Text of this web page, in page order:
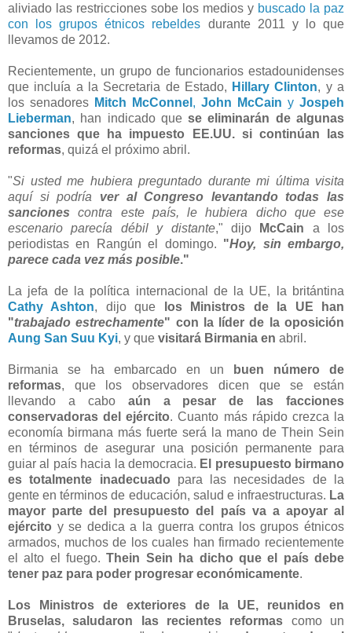
aliviado las restricciones sobe los medios y buscado la paz
con los grupos étnicos rebeldes durante 2011 y lo que
llevamos de 2012.
Recientemente, un grupo de funcionarios estadounidenses
que incluía a la Secretaria de Estado, Hillary Clinton, y a
los senadores Mitch McConnel , John McCain y Jospeh
Lieberman, han indicado quese eliminarán de algunas
sanciones que ha impuesto EE.UU. si continúan las
reformas, quizá el próximo abril.
"Si usted me hubiera preguntado durante mi última visita
aquí si podría ver al Congreso levantando todas las
sanciones contra este país, le hubiera dicho que ese
escenario parecía débil y distante," dijo McCain a los
periodistas en Rangún el domingo. "Hoy, sin embargo,
parece cada vez más posible."
La jefa de la política internacional de la UE, la britántina
Cathy Ashton, dijo que
los Ministros de la UE han
"trabajado estrechamente" con la líder de la oposición
Aung San Suu Kyi, y que visitará Birmania en abril.
Birmania se ha embarcado en un
buen número de
reformas, que los observadores dicen que se están
llevando a cabo aún a pesar de las facciones
conservadoras del ejército. Cuanto más rápido crezca la
economía birmana más fuerte será la mano de Thein Sein
en términos de asegurar una posición permanente para
guiar al país hacia la democracia. El presupuesto birmano
es totalmente inadecuado para las necesidades de la
gente en términos de educación, salud e infraestructuras. La
mayor parte del presupuesto del país va a apoyar al
ejército y se dedica a la guerra contra los grupos étnicos
armados, muchos de los cuales han firmado recientemente
el alto el fuego.Thein Sein ha dicho que el país debe
tener paz para poder progresar económicamente.
Los Ministros de exteriores de la UE, reunidos en
Bruselas, saludaron las recientes reformas como un